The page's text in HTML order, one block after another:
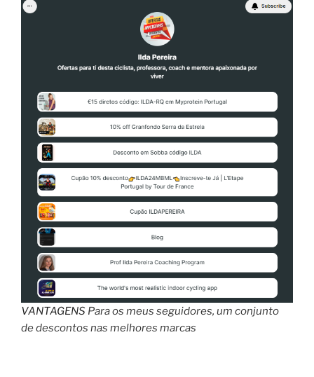
VANTAGENS Para os meus seguidores, um conjunto
de descontos nas melhores marcas